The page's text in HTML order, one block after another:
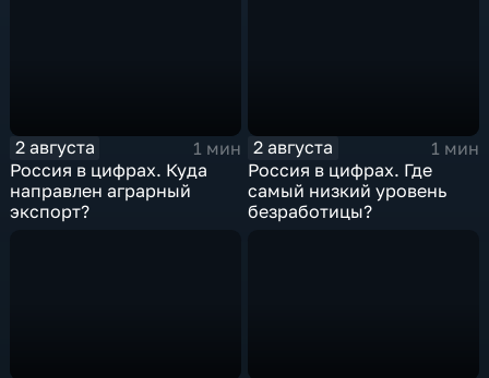
2 августа
1 мин
Россия в цифрах. Куда
направлен аграрный
экспорт?
2 августа
1 мин
Россия в цифрах. Где
самый низкий уровень
безработицы?